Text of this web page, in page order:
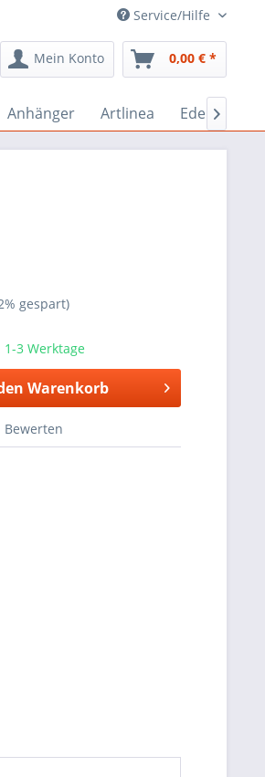
Service/Hilfe
Mein Konto 0,00 € *
Anhänger Artlinea Edelstein-

gespart)
3 Werktage
Warenkorb
Bewerten